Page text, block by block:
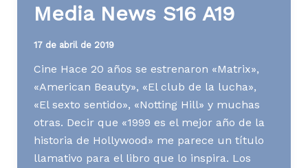
Media News S16 A19
17 de abril de 2019
Cine Hace 20 años se estrenaron «Matrix»,
«American Beauty», «El club de la lucha»,
«El sexto sentido», «Notting Hill» y muchas
otras. Decir que «1999 es el mejor año de la
historia de Hollywood» me parece un título
llamativo para el libro que lo inspira. Los